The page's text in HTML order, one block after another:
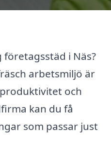
i Näs?
arbetsmiljö är
och
kan du få
som passar just